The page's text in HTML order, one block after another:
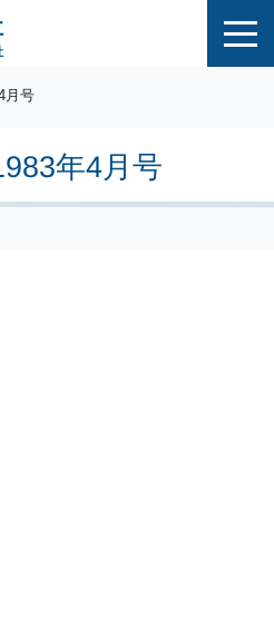
年4月号
月号